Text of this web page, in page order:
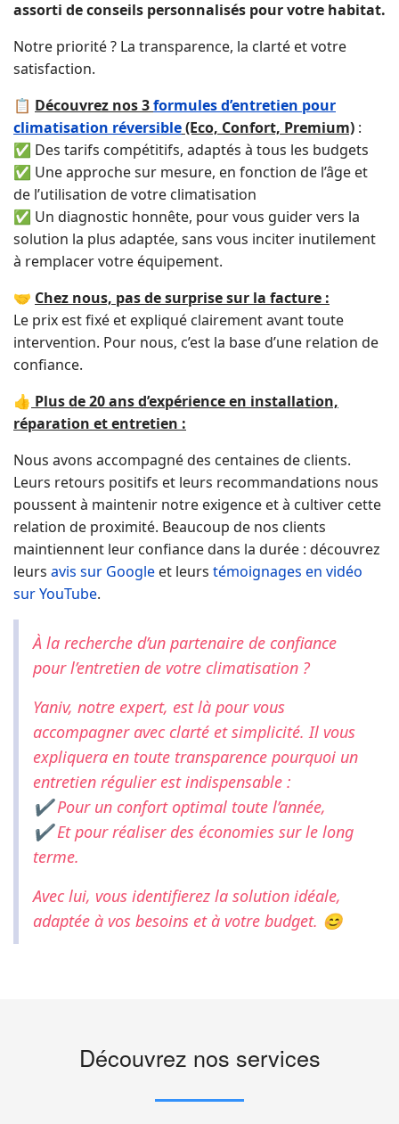
assorti de conseils personnalisés pour votre habitat.
Notre priorité ? La transparence, la clarté et votre
satisfaction.
📋 Découvrez nos 3formules d’entretien pour
climatisation réversible(Eco, Confort, Premium) :
✅ Des tarifs compétitifs, adaptés à tous les budgets
✅ Une approche sur mesure, en fonction de l’âge et
de l’utilisation de votre climatisation
✅ Un diagnostic honnête, pour vous guider vers la
solution la plus adaptée, sans vous inciter inutilement
à remplacer votre équipement.
🤝 Chez nous, pas de surprise sur la facture :
Le prix est fixé et expliqué clairement avant toute
intervention. Pour nous, c’est la base d’une relation de
confiance.
👍 Plus de 20 ans d’expérience en installation,
réparation et entretien :
Nous avons accompagné des centaines de clients.
Leurs retours positifs et leurs recommandations nous
poussent à maintenir notre exigence et à cultiver cette
relation de proximité. Beaucoup de nos clients
maintiennent leur confiance dans la durée : découvrez
leurs avis sur Google et leurs témoignages en vidéo
sur YouTube.
À la recherche d’un partenaire de confiance
pour l’entretien de votre climatisation ?
Yaniv, notre expert, est là pour vous
accompagner avec clarté et simplicité. Il vous
expliquera en toute transparence pourquoi un
entretien régulier est indispensable :
✔ Pour un confort optimal toute l’année,
✔ Et pour réaliser des économies sur le long
terme.
Avec lui, vous identifierez la solution idéale,
adaptée à vos besoins et à votre budget. 😊
Découvrez nos services